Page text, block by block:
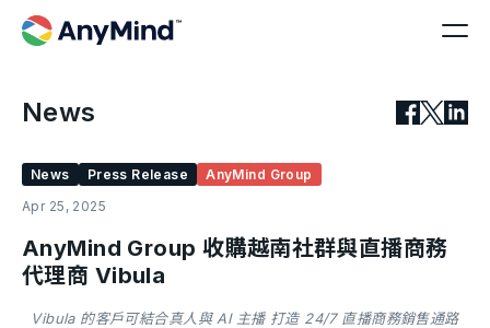
News
News Press Release
AnyMind Group
Apr 25, 2025
AnyMind Group 收購越南社群與直播商務
代理商 Vibula
Vibula 的客戶可結合真人與 AI 主播 打造 24/7 直播商務銷售通路